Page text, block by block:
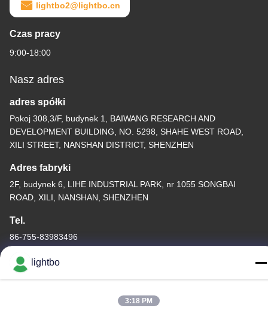
lightbo2@lightbo.cn
Czas pracy
9:00-18:00
Nasz adres
adres spółki
Pokoj 308,3/F, budynek 1, BAIWANG RESEARCH AND
DEVELOPMENT BUILDING, NO. 5298, SHAHE WEST ROAD,
XILI STREET, NANSHAN DISTRICT, SHENZHEN
Adres fabryki
2F, budynek 6, LIHE INDUSTRIAL PARK, nr 1055 SONGBAI
ROAD, XILI, NANSHAN, SHENZHEN
Tel.
86-755-83983496
Chiny dobre. Jakość 7 segmentowy wyświetlacz LED
lightbo
3:18 PM